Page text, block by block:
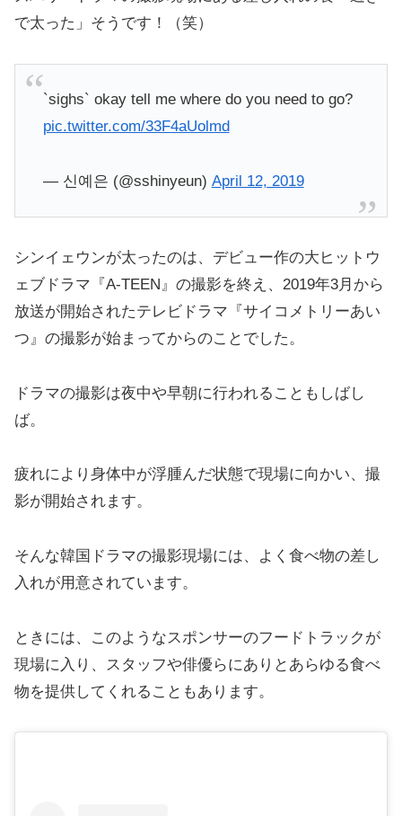
で太った」そうです！（笑）
`sighs` okay tell me where do you need to go?
pic.twitter.com/33F4aUolmd
— 신예은 (@sshinyeun) April 12, 2019
シンイェウンが太ったのは、デビュー作の大ヒットウ
ェブドラマ『A-TEEN』の撮影を終え、2019年3月から
放送が開始されたテレビドラマ『サイコメトリーあい
つ』の撮影が始まってからのことでした。
ドラマの撮影は夜中や早朝に行われることもしばし
ば。
疲れにより身体中が浮腫んだ状態で現場に向かい、撮
影が開始されます。
そんな韓国ドラマの撮影現場には、よく食べ物の差し
入れが用意されています。
ときには、このようなスポンサーのフードトラックが
現場に入り、スタッフや俳優らにありとあらゆる食べ
物を提供してくれることもあります。